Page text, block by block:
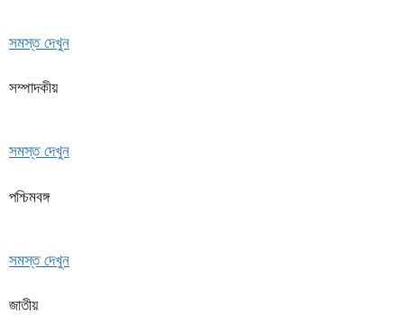
সমস্ত দেখুন
সম্পাদকীয়
সমস্ত দেখুন
পশ্চিমবঙ্গ
সমস্ত দেখুন
জাতীয়